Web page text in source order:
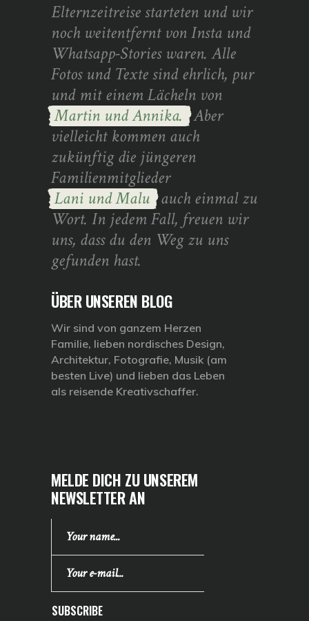
Elternzeitreise starteten und wir
noch weitentfernt von Insta und
Whatsapp-Stories waren. Alle
Fotos und Texte sind ehrlich, pur
und mit einem Lächeln von
Martin und Annika. Aber
vielleicht kommen auch
zukünftig die jüngeren
Familienmitglieder
Lani und Malu auch einmal zu
Wort. In jedem Fall, freuen wir
uns, dass du den Weg zu uns
gefunden hast.
ÜBER UNSEREN BLOG
Wir sind von ganzem Herzen
Familie, lieben nordisches Design,
Architektur, Fotografie, Musik (am
besten Live) und lieben das Leben
als reisende Kreativschaffer.
MELDE DICH ZU UNSEREM
NEWSLETTER AN
SUBSCRIBE